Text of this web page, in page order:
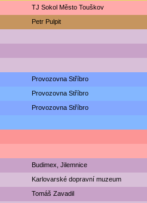
TJ Sokol Město Touškov
Petr Pulpit
Provozovna Stříbro
Provozovna Stříbro
Provozovna Stříbro
Budimex, Jilemnice
Karlovarské dopravní muzeum
Tomáš Zavadil